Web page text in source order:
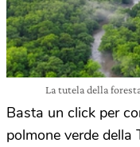
La tutela della
Basta un click per
polmone verde della